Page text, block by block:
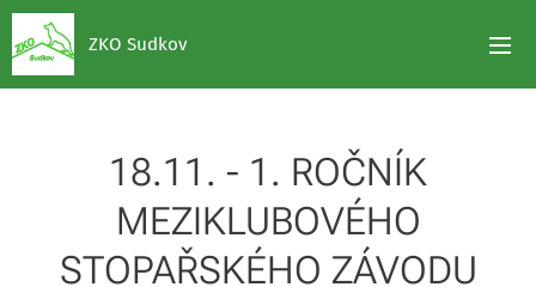
ZKO Sudkov
18.11. - 1. ROČNÍK
MEZIKLUBOVÉHO
STOPAŘSKÉHO ZÁVODU